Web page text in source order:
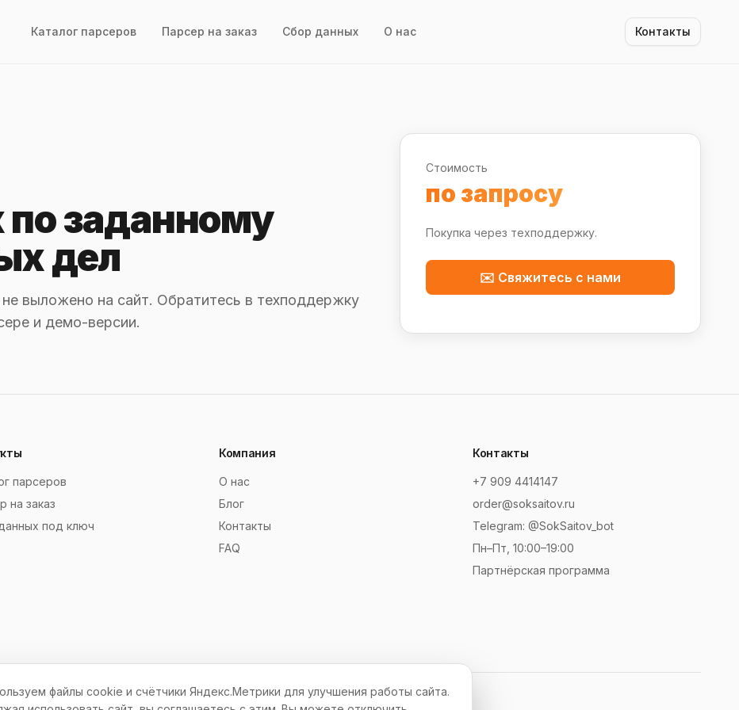
Каталог парсеров Парсер на заказ Сбор данных О нас Контакты
заданному
дел
выложено на сайт. Обратитесь в техподдержку
и демо-версии.
Стоимость
по запросу
Покупка через техподдержку.
✉️ Свяжитесь с нами
парсеров
на заказ
под ключ
Компания
О нас
Блог
Контакты
FAQ
Контакты
+7 909 4414147
order@soksaitov.ru
Telegram: @SokSaitov_bot
Пн–Пт, 10:00–19:00
Партнёрская программа
© 2012–2026 СокСайтов. Все права защищены.
файлы cookie и счётчики Яндекс.Метрики для улучшения работы сайта.